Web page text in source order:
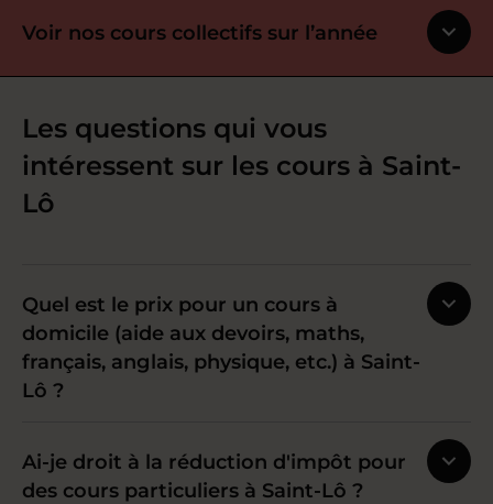
Voir nos cours collectifs sur l’année
Les questions qui vous
intéressent sur les cours à Saint-
Lô
Quel est le prix pour un cours à
domicile (aide aux devoirs, maths,
français, anglais, physique, etc.) à Saint-
Lô ?
Ai-je droit à la réduction d'impôt pour
des cours particuliers à Saint-Lô ?